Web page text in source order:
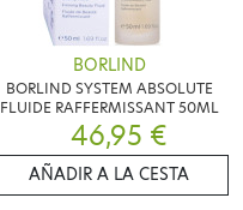
BORLIND
BORLIND SYSTEM ABSOLUTE
FLUIDE RAFFERMISSANT 50ML
46,95 €
AÑADIR A LA CESTA